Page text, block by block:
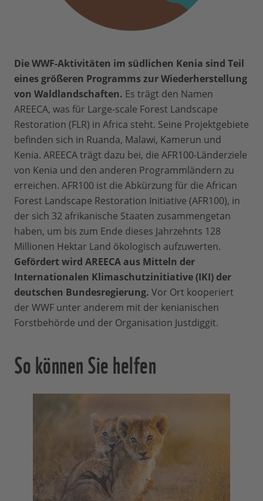
Die WWF-Aktivitäten im südlichen Kenia sind Teil
eines größeren Programms zur Wiederherstellung
von Waldlandschaften. Es trägt den Namen
AREECA, was für Large-scale Forest Landscape
Restoration (FLR) in Africa steht. Seine Projektgebiete
befinden sich in Ruanda, Malawi, Kamerun und
Kenia. AREECA trägt dazu bei, die AFR100-Länderziele
von Kenia und den anderen Programmländern zu
erreichen. AFR100 ist die Abkürzung für die African
Forest Landscape Restoration Initiative (AFR100), in
der sich 32 afrikanische Staaten zusammengetan
haben, um bis zum Ende dieses Jahrzehnts 128
Millionen Hektar Land ökologisch aufzuwerten.
Gefördert wird AREECA aus Mitteln der
Internationalen Klimaschutzinitiative (IKI) der
deutschen Bundesregierung. Vor Ort kooperiert
der WWF unter anderem mit der kenianischen
Forstbehörde und der Organisation Justdiggit.
So können Sie helfen